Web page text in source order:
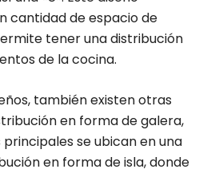
cantidad de espacio de
tener una distribución
de la cocina.
también existen otras
en forma de galera,
se ubican en una
en forma de isla, donde